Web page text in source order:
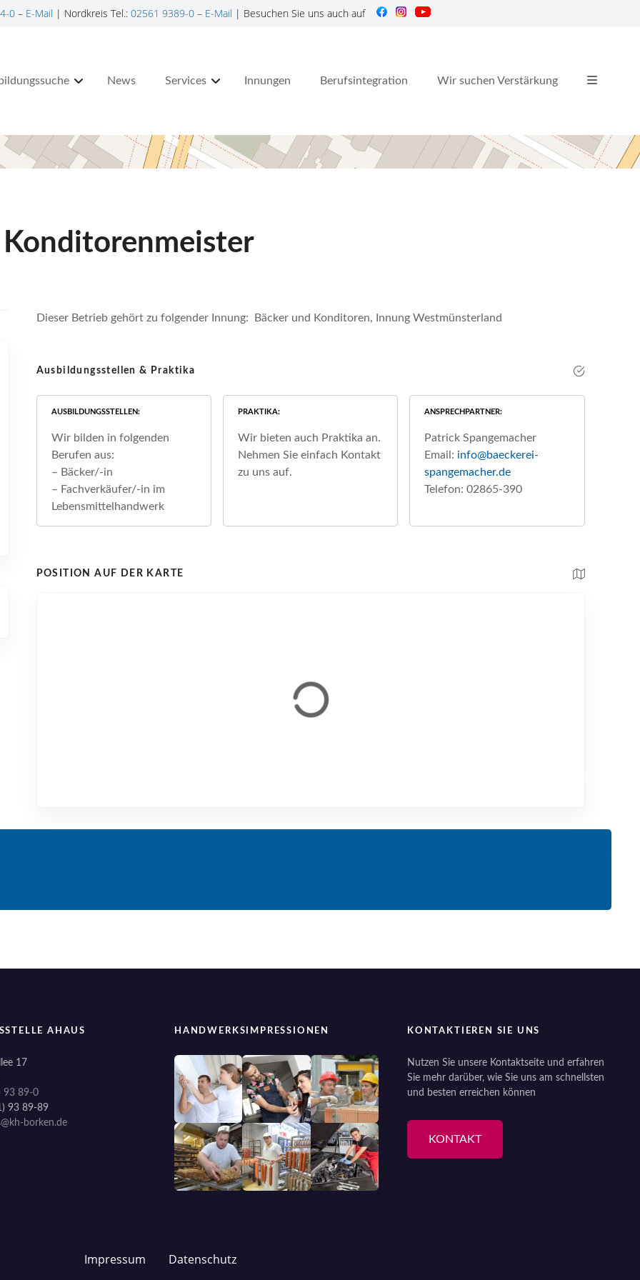
0– E-Mail | Nordkreis Tel.: 02561 9389-0– E-Mail | Besuchen Sie uns auch auf
News Services Innungen Berufsintegration Wir suchen Verstärkung
Konditorenmeister
Dieser Betrieb gehört zu folgender Innung: Bäcker und Konditoren, Innung Westmünsterland
Ausbildungsstellen & Praktika
AUSBILDUNGSSTELLEN
Wir bilden in folgenden
Berufen aus:
– Bäcker/-in
– Fachverkäufer/-in im
Lebensmittelhandwerk
PRAKTIKA
Wir bieten auch Praktika an.
Nehmen Sie einfach Kontakt
zu uns auf.
ANSPRECHPARTNER
Patrick Spangemacher
Email: info@baeckerei-
spangemacher.de
Telefon: 02865-390
POSITION AUF DER KARTE
AHAUS
17
93 89-0
93 89-89
borken.de
HANDWERKSIMPRESSIONEN KONTAKTIEREN SIE UNS
Nutzen Sie unsere Kontaktseite und erfahren
Sie mehr darüber, wie Sie uns am schnellsten
und besten erreichen können
KONTAKT
Impressum Datenschutz